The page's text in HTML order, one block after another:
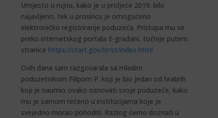
Umjesto u rujnu, kako je u proljeće 2019. bilo
najavljeno, tek u prosincu je omogućeno
elektroničko registriranje poduzeća. Pristupa mu se
preko internetskog portala E-građani, točnije putem
stranice https://start.gov.hr/st/index.html
Ovih dana sam razgovarala sa mladim
poduzetnikom Filipom P. koji je bio jedan od hrabrih
koji je naumio ovako osnovati svoje poduzeće, kako
mu je samom rečeno u institucijama koje je
svejedno morao pohoditi. Razlog ćemo doznati u